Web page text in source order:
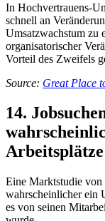
In Hochvertrauens-
schnell an
Umsatzwachstum zu
organisatorischer
Vorteil des Zweifels
Source: Great Place
14.
Eine Marktstudie von
wahrscheinlicher ein
es von seinen